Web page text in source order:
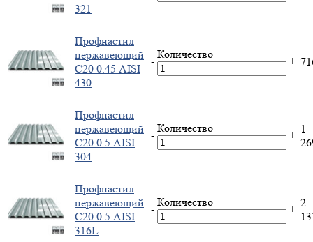
321
Профнастил
нержавеющий
С20 0.45 AISI
430
-
Количество
+
Профнастил
нержавеющий
С20 0.5 AISI
304
-
Количество
+ 1
Профнастил
нержавеющий
С20 0.5 AISI
316L
-
Количество
+ 2